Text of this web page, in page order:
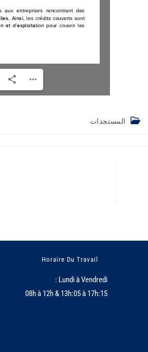
المستجدات
Horaire Du Travail
Lundi à Vendredi :
08h à 12h & 13h:05 à 17h:15